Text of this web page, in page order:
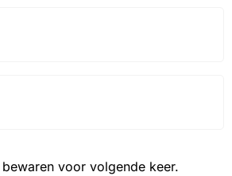
voor volgende keer.